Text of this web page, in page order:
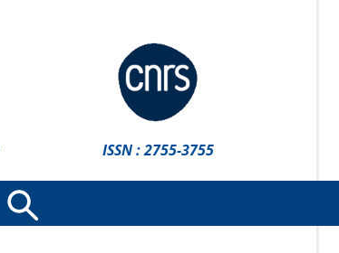
ISSN : 2755-3755